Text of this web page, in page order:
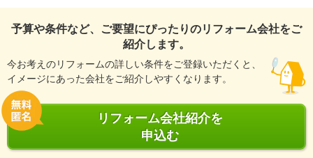
予算や条件など、ご要望にぴったりのリフォーム会社をご
紹介します。
今お考えのリフォームの詳しい条件をご登録いただくと、
イメージにあった会社をご紹介しやすくなります。
リフォーム会社紹介を
申込む